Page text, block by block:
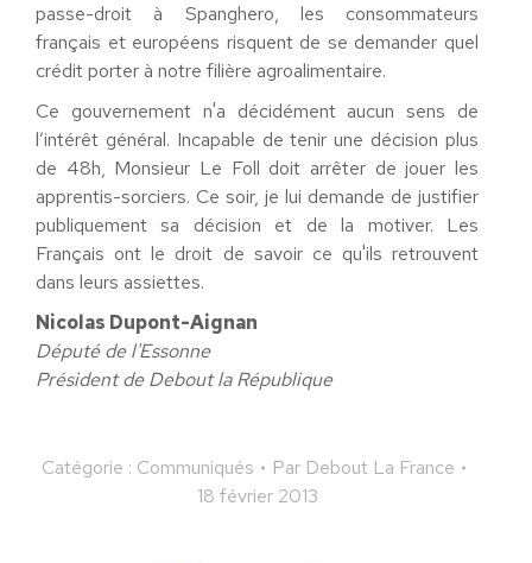
passe-droit à Spanghero, les consommateurs
français et européens risquent de se demander quel
crédit porter à notre filière agroalimentaire.
Ce gouvernement n'a décidément aucun sens de
l’intérêt général. Incapable de tenir une décision plus
de 48h, Monsieur Le Foll doit arrêter de jouer les
apprentis-sorciers. Ce soir, je lui demande de justifier
publiquement sa décision et de la motiver. Les
Français ont le droit de savoir ce qu'ils retrouvent
dans leurs assiettes.
Nicolas Dupont-Aignan
Député de l'Essonne
Président de Debout la République
Catégorie : Communiqués Par Debout La France
18 février 2013